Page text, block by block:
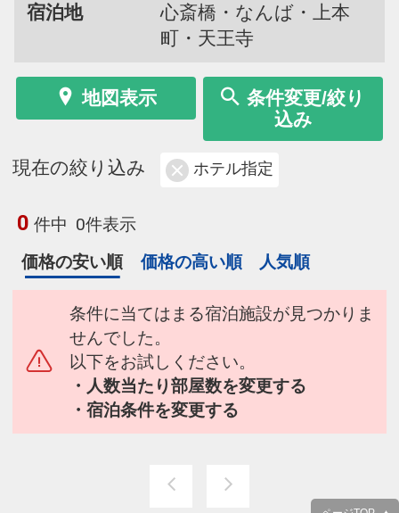
宿泊地
心斎橋・なんば・上本
町・天王寺
地図表示
条件変更/絞り
込み
現在の絞り込み ホテル指定
0 件中 0件表示
価格の安い順
価格の高い順 人気順
条件に当てはまる宿泊施設が見つかりま
せんでした。
以下をお試しください。
・人数当たり部屋数を変更する
・宿泊条件を変更する